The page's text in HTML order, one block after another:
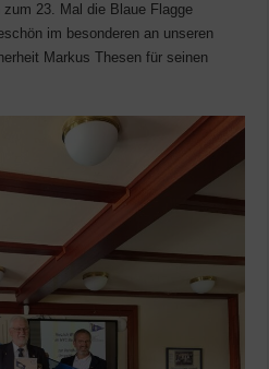
zum 23. Mal die Blaue Flagge
im besonderen an unseren
Markus Thesen für seinen